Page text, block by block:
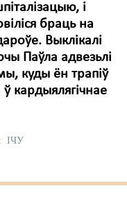
і
браць на
Выклікалі
Паўла адвезьлі
куды ён трапіў
кардыялягічнае
ІЧУ